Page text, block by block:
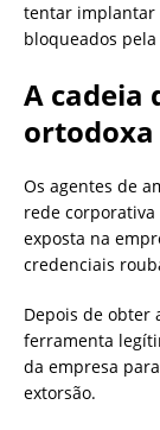
tentar implantar
bloqueados pela
A cadeia
ortodoxa
Os agentes de
rede
exposta na
credenciais
Depois de obter
ferramenta
da empresa
extorsão.